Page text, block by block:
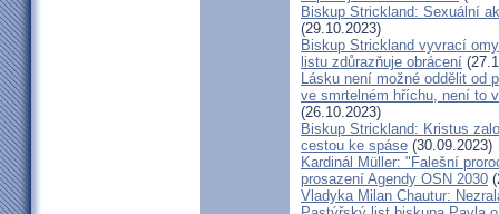
Biskup Strickland: Sexuální
(29.10.2023)
Biskup Strickland vyvrací
listu zdůrazňuje obrácení
Lásku není možné oddělit od
ve smrtelném hříchu, není to
(26.10.2023)
Biskup Strickland: Kristus
cestou ke spáse (30.09.2023)
Kardinál Müller: "Falešní
prosazení Agendy OSN 2030
Vladyka Milan Chautur: